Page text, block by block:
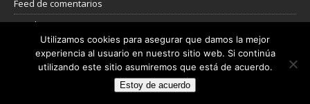
Feed de comentarios
WordPress.org
Nube de etiquetas
Copyright © 2026 | Plantilla WordPress por
Utilizamos cookies para asegurar que damos la mejor
experiencia al usuario en nuestro sitio web. Si continúa
utilizando este sitio asumiremos que está de acuerdo.
Estoy de acuerdo